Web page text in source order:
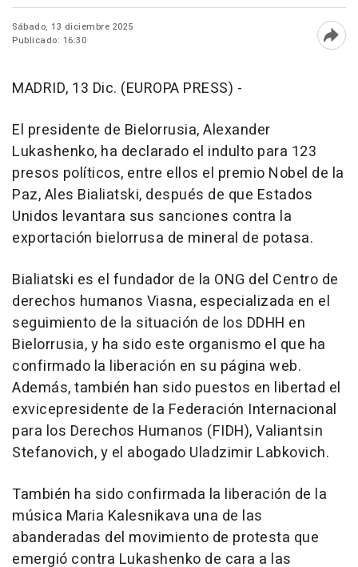
Sábado, 13 diciembre 2025
Publicado: 16:30
MADRID, 13 Dic. (EUROPA PRESS) -
El presidente de Bielorrusia, Alexander
Lukashenko, ha declarado el indulto para 123
presos políticos, entre ellos el premio Nobel de la
Paz, Ales Bialiatski, después de que Estados
Unidos levantara sus sanciones contra la
exportación bielorrusa de mineral de potasa.
Bialiatski es el fundador de la ONG del Centro de
derechos humanos Viasna, especializada en el
seguimiento de la situación de los DDHH en
Bielorrusia, y ha sido este organismo el que ha
confirmado la liberación en su página web.
Además, también han sido puestos en libertad el
exvicepresidente de la Federación Internacional
para los Derechos Humanos (FIDH), Valiantsin
Stefanovich, y el abogado Uladzimir Labkovich.
También ha sido confirmada la liberación de la
música Maria Kalesnikava una de las
abanderadas del movimiento de protesta que
emergió contra Lukashenko de cara a las